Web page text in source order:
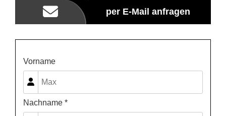
per E-Mail anfragen
Vorname
Nachname *